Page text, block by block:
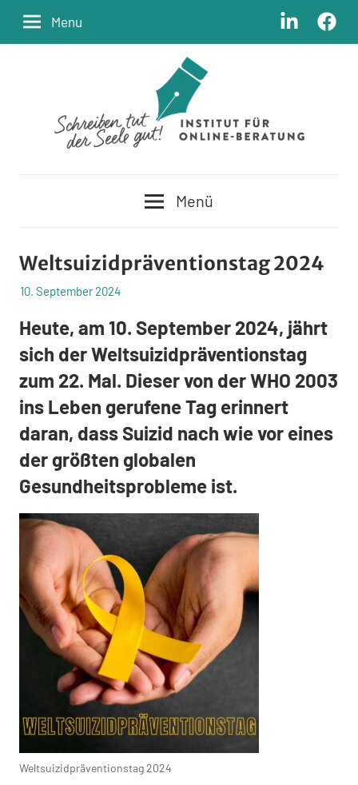
Zum
Inhalt
LinkedIn
Menu
Online-
Beratung
Menü
Weltsuizidpräventionstag 2024
Am
10. September 2024
Heute, am 10. September 2024, jährt
sich der Weltsuizidpräventionstag
zum 22. Mal. Dieser von der WHO 2003
ins Leben gerufene Tag erinnert
daran, dass Suizid nach wie vor eines
der größten globalen
Gesundheitsprobleme ist.
Weltsuizidpräventionstag 2024